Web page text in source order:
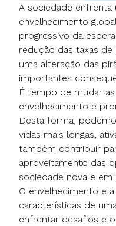
A sociedade
envelhecimento
progressivo da
redução das taxas
uma alteração das
importantes
É tempo de mudar
envelhecimento e
Desta forma,
vidas mais longas,
também contribuir
aproveitamento das
sociedade nova e
O envelhecimento e
características de
enfrentar desafios e